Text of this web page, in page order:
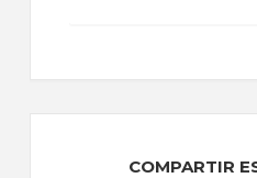
COMPARTIR